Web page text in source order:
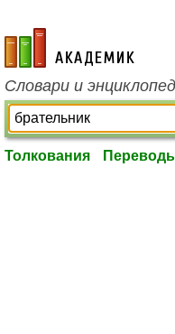
academic.ru
Словари и
Толкования